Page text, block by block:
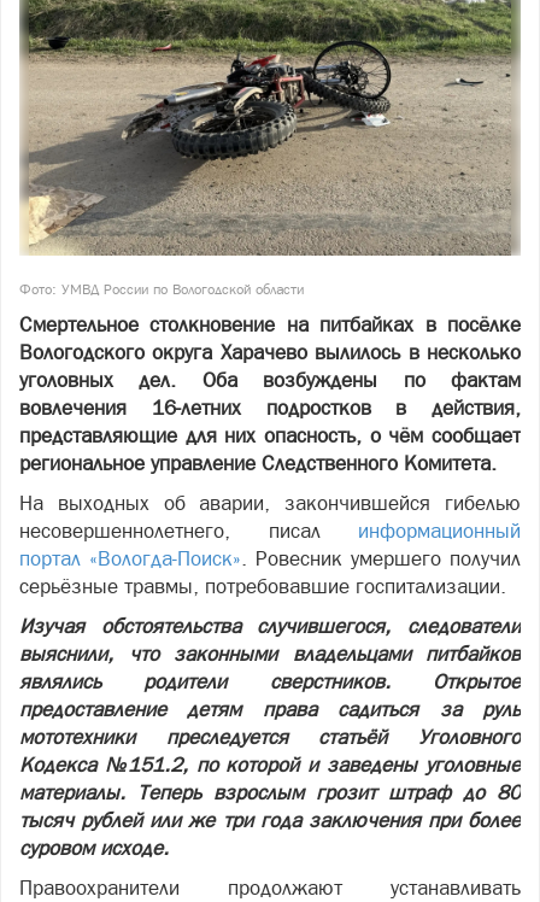
Фото: УМВД России по Вологодской области
Смертельное столкновение на питбайках в посёлке
Вологодского округа Харачево вылилось в несколько
уголовных дел. Оба возбуждены по фактам
вовлечения 16-летних подростков в действия,
представляющие для них опасность, о чём сообщает
региональное управление Следственного Комитета.
На выходных об аварии, закончившейся гибелью
несовершеннолетнего, писал информационный
портал «Вологда-Поиск». Ровесник умершего получил
серьёзные травмы, потребовавшие госпитализации.
Изучая обстоятельства случившегося, следователи
выяснили, что законными владельцами питбайков
являлись родители сверстников. Открытое
предоставление детям права садиться за руль
мототехники преследуется статьёй Уголовного
Кодекса №151.2, по которой и заведены уголовные
материалы. Теперь взрослым грозит штраф до 80
тысяч рублей или же три года заключения при более
суровом исходе.
Правоохранители продолжают устанавливать